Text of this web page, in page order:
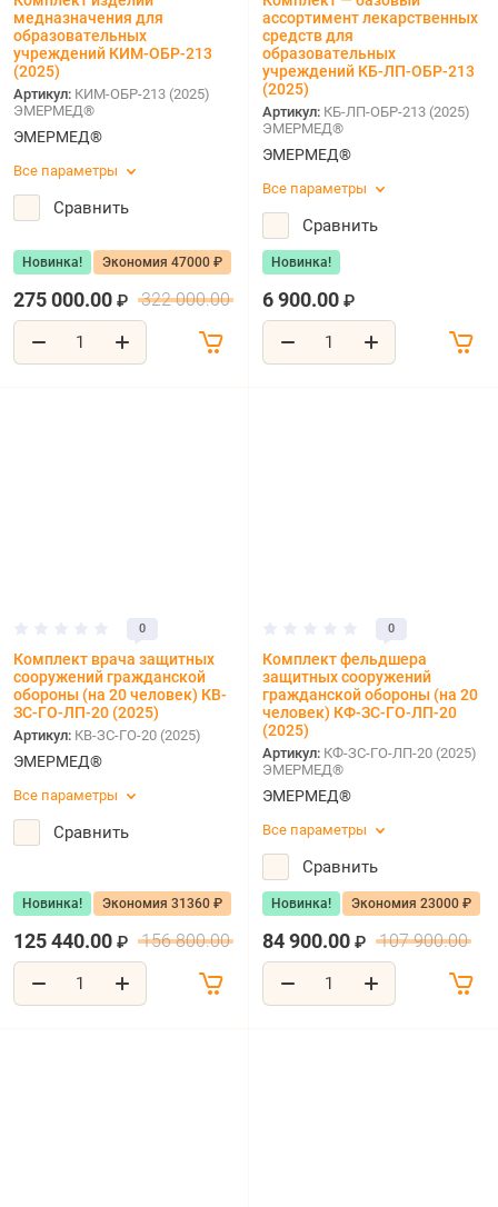
медназначения для
образовательных
учреждений КИМ-ОБР-213
(2025)
Артикул: КИМ-ОБР-213 (2025)
ЭМЕРМЕД®
ЭМЕРМЕД®
Все параметры
Сравнить
Новинка! Экономия 47000 ₽
275 000.00 ₽ 322 000.00
ассортимент лекарственных
средств для
образовательных
учреждений КБ-ЛП-ОБР-213
(2025)
Артикул: КБ-ЛП-ОБР-213 (2025)
ЭМЕРМЕД®
ЭМЕРМЕД®
Все параметры
Сравнить
Новинка!
6 900.00 ₽
0
Комплект врача защитных
сооружений гражданской
обороны (на 20 человек) КВ-
ЗС-ГО-ЛП-20 (2025)
Артикул: КВ-ЗС-ГО-20 (2025)
ЭМЕРМЕД®
Все параметры
Сравнить
Новинка! Экономия 31360 ₽
125 440.00 ₽ 156 800.00
0
Комплект фельдшера
защитных сооружений
гражданской обороны (на 20
человек) КФ-ЗС-ГО-ЛП-20
(2025)
Артикул: КФ-ЗС-ГО-ЛП-20 (2025)
ЭМЕРМЕД®
ЭМЕРМЕД®
Все параметры
Сравнить
Новинка! Экономия 23000 ₽
84 900.00 ₽ 107 900.00